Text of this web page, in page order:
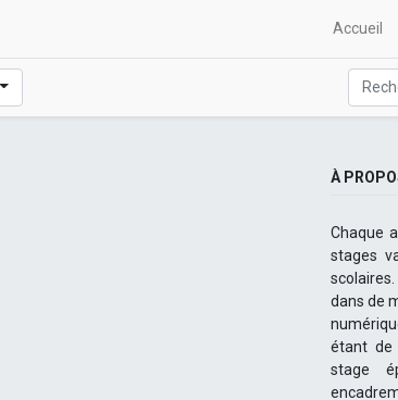
Accueil
À
Chaque
stages
dans de
étant de
stage